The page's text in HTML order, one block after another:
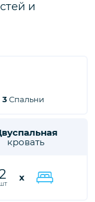
вам и вашим
и
3Спальни
кровать
x